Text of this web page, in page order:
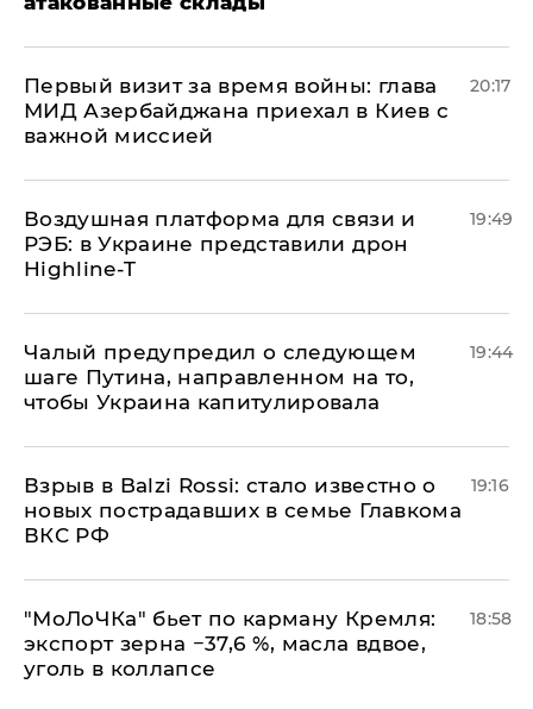
Первый визит за время войны: глава
МИД Азербайджана приехал в Киев с
важной миссией
20:17
Воздушная платформа для связи и
РЭБ: в Украине представили дрон
Highline-T
19:49
Чалый предупредил о следующем
шаге Путина, направленном на то,
чтобы Украина капитулировала
19:44
Взрыв в Balzi Rossi: стало известно о
новых пострадавших в семье Главкома
ВКС РФ
19:16
​"МоЛоЧКа" бьет по карману Кремля:
экспорт зерна −37,6 %, масла вдвое,
уголь в коллапсе
18:58